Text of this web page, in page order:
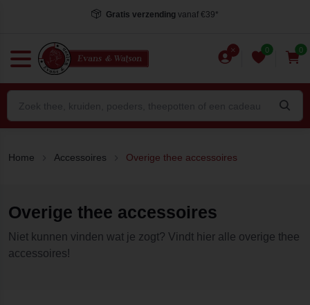
Gratis verzending vanaf €39*
0 0
Home Accessoires Overige thee accessoires
Overige thee accessoires
Niet kunnen vinden wat je zogt? Vindt hier alle overige thee
accessoires!